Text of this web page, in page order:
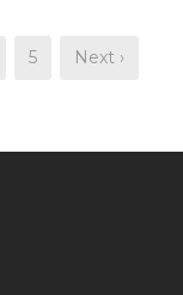
5 Next ›